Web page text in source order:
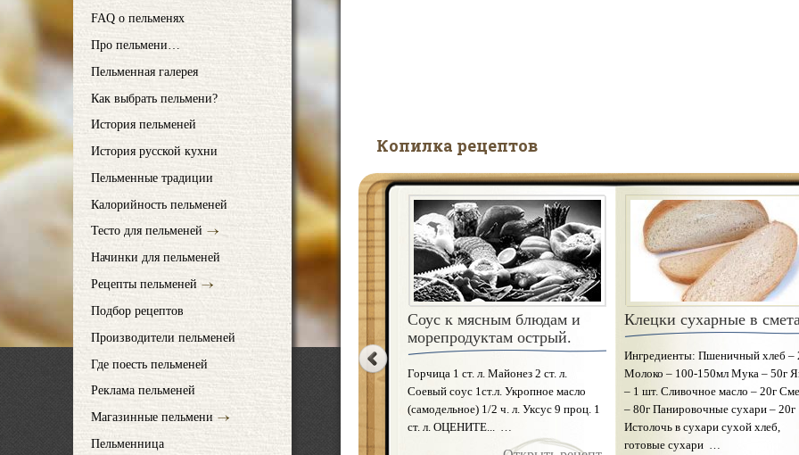
FAQ о пельменях
Про пельмени…
Пельменная галерея
Как выбрать пельмени?
История пельменей
История русской кухни
Пельменные традиции
Калорийность пельменей
Тесто для пельменей
Начинки для пельменей
Рецепты пельменей
Подбор рецептов
Производители пельменей
Где поесть пельменей
Реклама пельменей
Магазинные пельмени
Пельменница
Копилка рецептов
Соус к мясным блюдам и
морепродуктам острый.
Горчица 1 ст. л. Майонез 2 ст. л.
Соевый соус 1ст.л. Укропное масло
(самодельное) 1/2 ч. л. Уксус 9 проц. 1
ст. л. ОЦЕНИТЕ... …
Пельмени с грибами
Тесто: Мука – 250г Яйца – 1 шт.
– 100 г Растительное масло – ½ ст.
ложка Соль – ¼ ч. ложки Начинка:
Грибы (белые, подосиновики,
подберезовики) – 200-300г
лук – 1-2 …
Клецки сухарные в
Ингредиенты: Пшеничный хлеб –
Молоко – 100-150мл Мука – 50г
– 1 шт. Сливочное масло – 20г
– 80г Панировочные сухари – 20г
Истолочь в сухари сухой хлеб,
готовые сухари …